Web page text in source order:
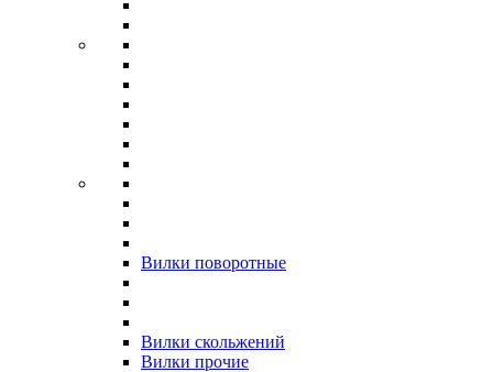
Вилки поворотные
Вилки скольжений
Вилки прочие